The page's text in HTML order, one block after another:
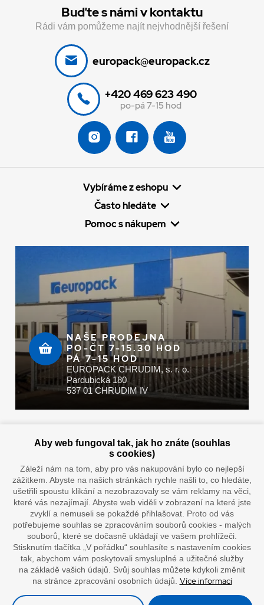
Buďte s námi v kontaktu
Rádi vám pomůžeme najít nejvhodnější řešení
europack@europack.cz
+420 469 623 490
po-pá 7-15 hod
Vybíráme z eshopu
Často hledáte
Pomoc s nákupem
NAŠE PRODEJNA
PO-ČT 7-15.30 HOD
PÁ 7-15 HOD
EUROPACK CHRUDIM, s. r. o.
Pardubická 180
537 01 CHRUDIM IV
Doprava vaším oblíbeným dopravcem
”Lepíme s jistotou”
Aby web fungoval tak, jak ho znáte (souhlas
s cookies)
Záleží nám na tom, aby pro vás nakupování bylo co nejlepší
zážitkem. Abyste na našich stránkách rychle našli to, co hledáte,
ušetřili spoustu klikání a nezobrazovaly se vám reklamy na věci,
které vás nezajímají. Abyste web viděli v zobrazení na které jste
zvyklí a nemuseli se pokaždé přihlašovat. Proto od vás
potřebujeme souhlas se zpracováním souborů cookies - malých
souborů, které se dočasně ukládají ve vašem prohlížeči.
Stisknutím tlačítka „V pořádku“ souhlasíte s nastavením cookies
tak, abychom vám poskytovali smysluplné a užitečné služby
na základě vašich údajů. Svůj souhlas můžete kdykoli změnit
na stránce zpracování osobních údajů. Více informací